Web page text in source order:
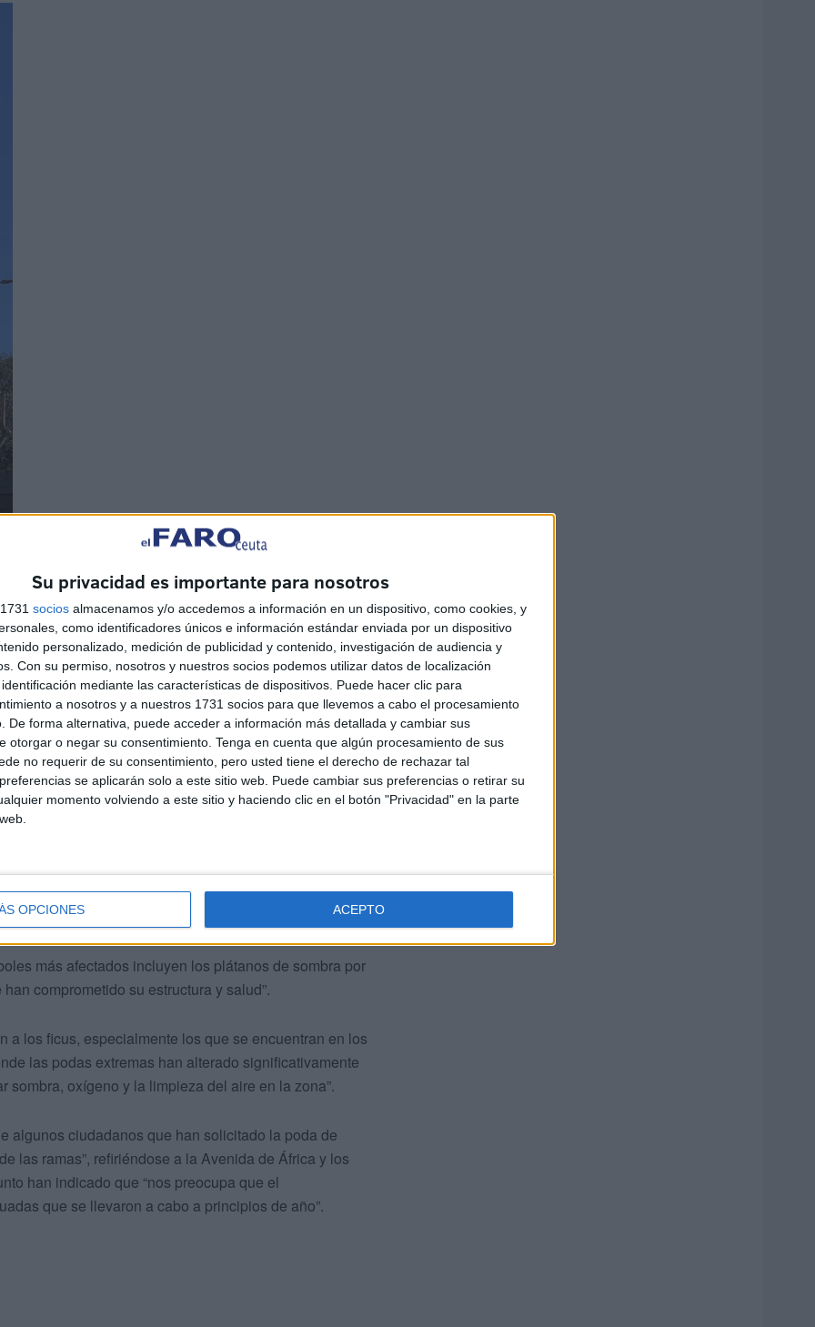
Su privacidad es importante para nosotros
socios almacenamos y/o accedemos a información en un dispositivo, como cookies, y
como identificadores únicos e información estándar enviada por un dispositivo
personalizado, medición de publicidad y contenido, investigación de audiencia y
Con su permiso, nosotros y nuestros socios podemos utilizar datos de localización
mediante las características de dispositivos. Puede hacer clic para
a nosotros y a nuestros 1731 socios para que llevemos a cabo el procesamiento
De forma alternativa, puede acceder a información más detallada y cambiar sus
otorgar o negar su consentimiento. Tenga en cuenta que algún procesamiento de sus
no requerir de su consentimiento, pero usted tiene el derecho de rechazar tal
se aplicarán solo a este sitio web. Puede cambiar sus preferencias o retirar su
momento volviendo a este sitio y haciendo clic en el botón "Privacidad" en la parte
OPCIONES ACEPTO
conocidas como terciado y desmoches, hanafectado
nuestra ciudad”.
más afectados incluyen los plátanos de sombra por
comprometido su estructura y salud”.
los ficus, especialmente los que se encuentran en los
las podas extremas han alterado significativamente
oxígeno y la limpieza del aire en la zona”.
algunos ciudadanos que han solicitado la poda de
las ramas”, refiriéndose a la Avenida de África y los
han indicado que “nos preocupa que el
que se llevaron a cabo a principios de año”.